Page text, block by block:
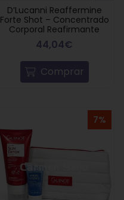
D’Lucanni Reaffermine
Forte Shot – Concentrado
Corporal Reafirmante
44,04€
Comprar
7%